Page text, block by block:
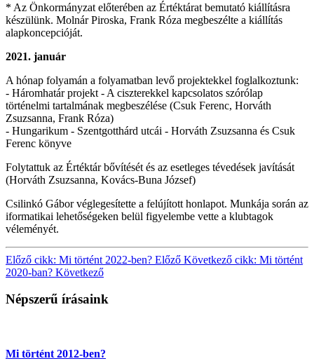
* Az Önkormányzat előterében az Értéktárat bemutató kiállításra
készülünk. Molnár Piroska, Frank Róza megbeszélte a kiállítás
alapkoncepcióját.
2021. január
A hónap folyamán a folyamatban levő projektekkel foglalkoztunk:
- Háromhatár projekt - A ciszterekkel kapcsolatos szórólap
történelmi tartalmának megbeszélése (Csuk Ferenc, Horváth
Zsuzsanna, Frank Róza)
- Hungarikum - Szentgotthárd utcái - Horváth Zsuzsanna és Csuk
Ferenc könyve
Folytattuk az Értéktár bővítését és az esetleges tévedések javítását
(Horváth Zsuzsanna, Kovács-Buna József)
Csilinkó Gábor véglegesítette a felújított honlapot. Munkája során az
iformatikai lehetőségeken belül figyelembe vette a klubtagok
véleményét.
Előző cikk: Mi történt 2022-ben? Előző Következő cikk: Mi történt
2020-ban? Következő
Népszerű írásaink
Mi történt 2012-ben?